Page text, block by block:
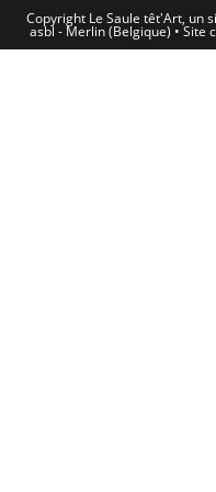
Copyright Le Saule têt'Art, un
asbl - Merlin (Belgique) • Site